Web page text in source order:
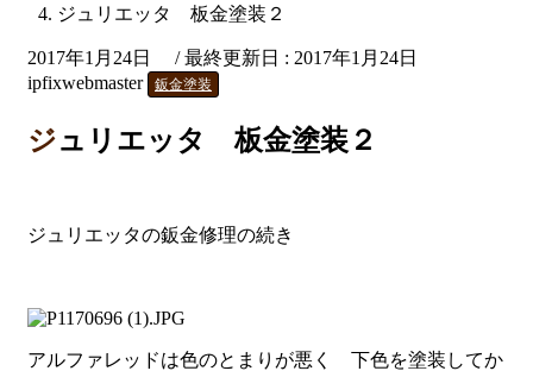
ジュリエッタ 板金塗装２
2017年1月24日 / 最終更新日 : 2017年1月24日
ipfixwebmaster
鈑金塗装
ジュリエッタ 板金塗装２
ジュリエッタの鈑金修理の続き
アルファレッドは色のとまりが悪く 下色を塗装してか